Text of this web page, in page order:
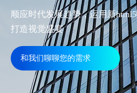
品
服
行
解
网
顺应时代发展趋势，运用新
打造视觉盛宴
和我们聊聊您的需求